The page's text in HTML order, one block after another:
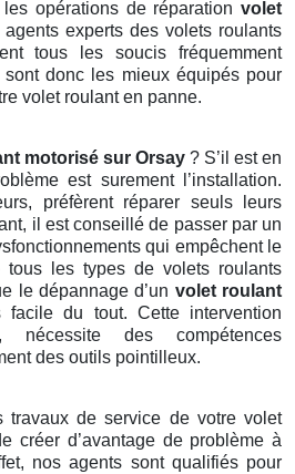
opérations de réparation volet
experts des volets roulants
tous les soucis fréquemment
sont donc les mieux équipés pour
volet roulant en panne.
motorisé sur Orsay ? S’il est en
est surement l’installation.
préfèrent réparer seuls leurs
il est conseillé de passer par un
qui empêchent le
tous les types de volets roulants
le dépannage d’un volet roulant
facile du tout. Cette intervention
nécessite des compétences
des outils pointilleux.
travaux de service de votre volet
créer d’avantage de problème à
nos agents sont qualifiés pour